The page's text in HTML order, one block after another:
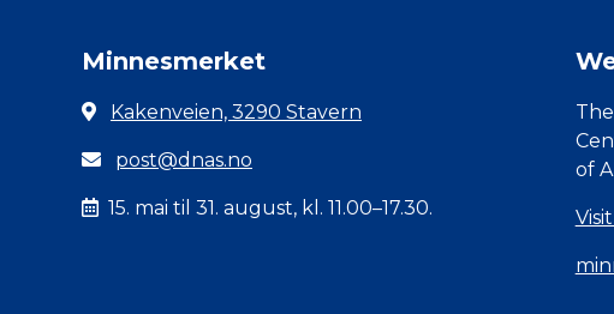
Minnesmerket
Kakenveien, 3290 Stavern
post@dnas.no
15. mai til 31. august, kl. 11.00–17.30.
of